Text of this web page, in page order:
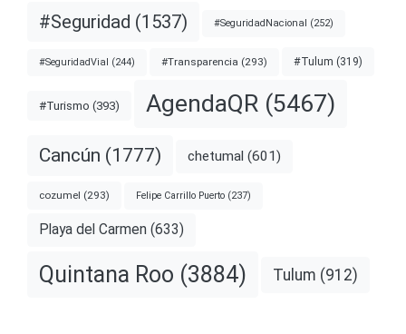
#Seguridad (1537) #SeguridadNacional (252)
#SeguridadVial (244) #Transparencia (293) #Tulum (319)
#Turismo (393) AgendaQR (5467)
Cancún (1777) chetumal (601)
cozumel (293) Felipe Carrillo Puerto (237)
Playa del Carmen (633)
Quintana Roo (3884) Tulum (912)